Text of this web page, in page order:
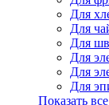
Для
Для
Для
Для
Для
Для
Показать